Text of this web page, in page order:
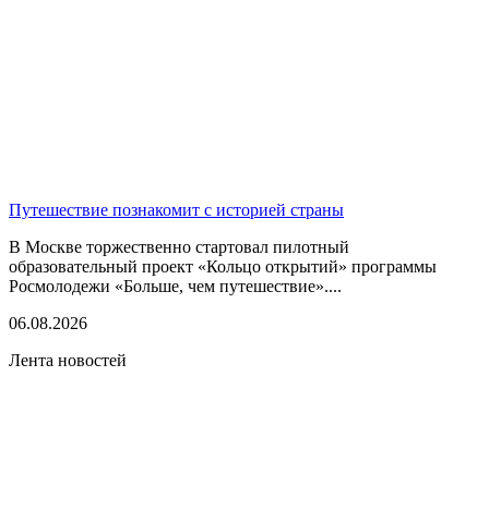
Путешествие познакомит с историей страны
В Москве торжественно стартовал пилотный
образовательный проект «Кольцо открытий» программы
Росмолодежи «Больше, чем путешествие»....
06.08.2026
Лента новостей